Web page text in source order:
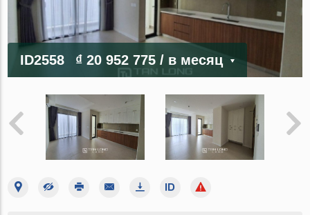
ID2558 ₫ 20 952 775/ в месяц